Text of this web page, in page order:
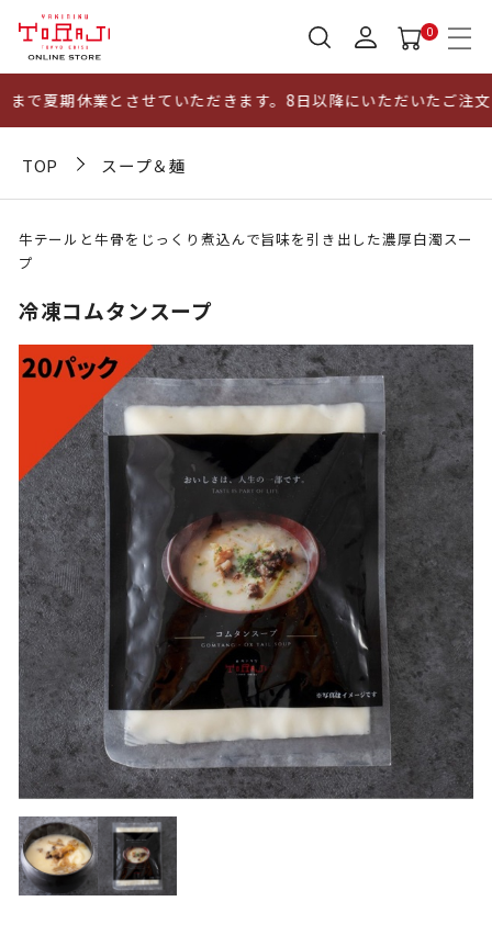
0
期休業とさせていただきます。8日以降にいただいたご注文に
TOP スープ＆麺
牛テールと牛骨をじっくり煮込んで旨味を引き出した濃厚白濁スー
プ
冷凍コムタンスープ